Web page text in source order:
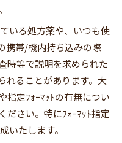
いる処方薬や、いつも使
携帯/機内持ち込みの際
時等で説明を求められた
れることがあります。大
指定ﾌｫｰﾏｯﾄの有無につい
ださい。特にﾌｫｰﾏｯﾄ指定
いたします。